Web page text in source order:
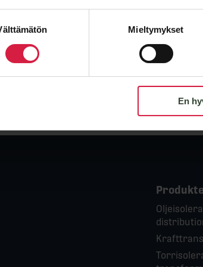
Mieltymykset
En
även utanför